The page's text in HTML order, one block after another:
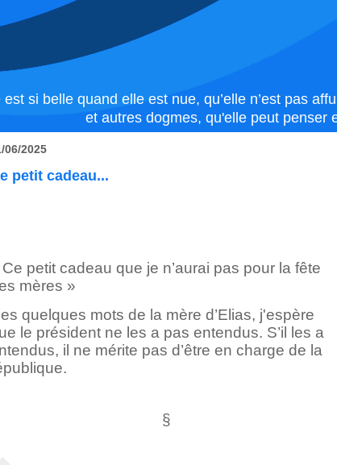
si belle quand elle est nue, qu’elle n’est pas
et autres dogmes, qu'elle peut penser
06/2025
petit cadeau...
Ce petit cadeau que je n’aurai pas pour la fête
mères »
quelques mots de la mère d’Elias, j'espère
le président ne les a pas entendus. S’il les a
il ne mérite pas d’être en charge de la
§